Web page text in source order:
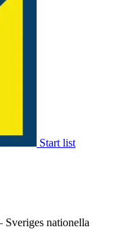
Start list
Sveriges nationella